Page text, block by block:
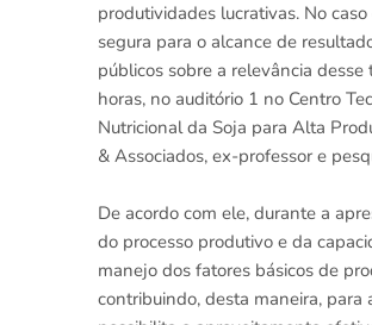
produtividades lucrativas. No
segura para o alcance de
públicos sobre a relevância
horas, no auditório 1 no Centro
Nutricional da Soja para Alta
& Associados, ex-professor e
De acordo com ele, durante a
do processo produtivo e da
manejo dos fatores básicos de
contribuindo, desta maneira,